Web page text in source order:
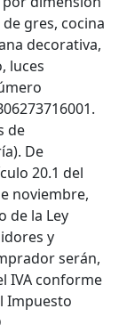
gres, cocina
decorativa,
luces
de
De
20.1 del
noviembre,
de la Ley
y
serán,
IVA conforme
Impuesto